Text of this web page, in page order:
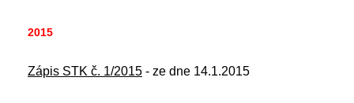
2015
Zápis STK č. 1/2015 - ze dne 14.1.2015